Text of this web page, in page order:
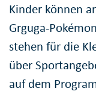
Kinder können
Grguga-
stehen für die
über
auf dem